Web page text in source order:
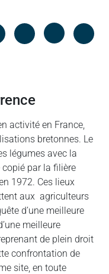
Facebook
activité en France,
bretonnes. Le
légumes avec la
copié par la filière
1972. Ces lieux
aux agriculteurs
d’une meilleure
meilleure
de plein droit
confrontation de
site, en toute